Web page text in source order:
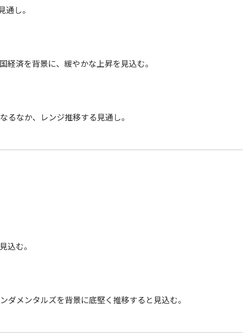
し。
済を背景に、緩やかな上昇を見込む。
るなか、レンジ推移する見通し。
込む。
メンタルズを背景に底堅く推移すると見込む。